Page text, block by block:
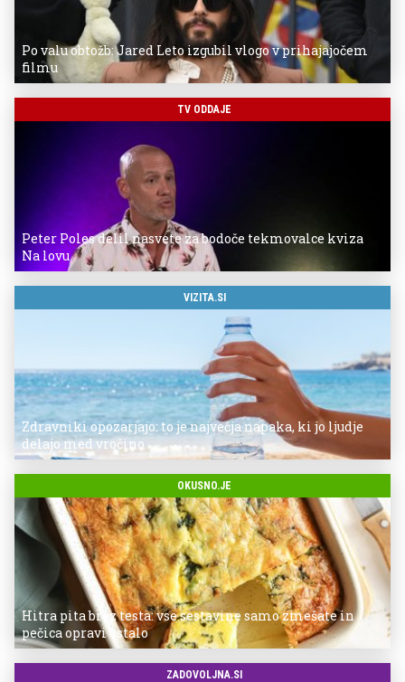
Po valu obtožb: Jared Leto izgubil vlogo v prihajajočem
filmu
TV ODDAJE
Peter Poles delil nasvete za bodoče tekmovalce kviza
Na lovu
VIZITA.SI
Zdravniki opozarjajo: to je največja napaka, ki jo ljudje
delajo med vročino
OKUSNO.JE
Hitra pita brez testa: vse sestavine samo zmešate in
pečica opravi ostalo
ZADOVOLJNA.SI